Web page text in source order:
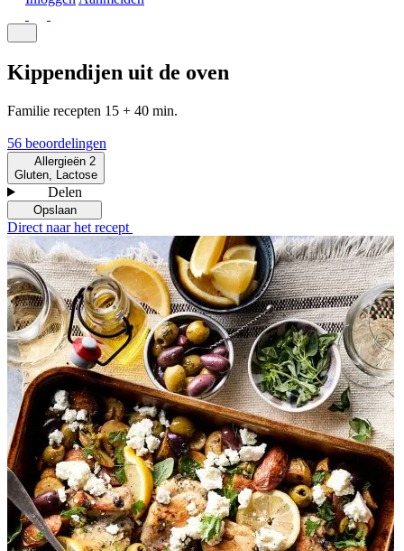
Kippendijen uit de oven
Familie recepten 15 + 40 min.
56 beoordelingen
Allergieën 2
Gluten, Lactose
Delen
Opslaan
Direct naar het recept